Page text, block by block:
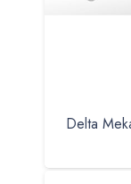
Delta